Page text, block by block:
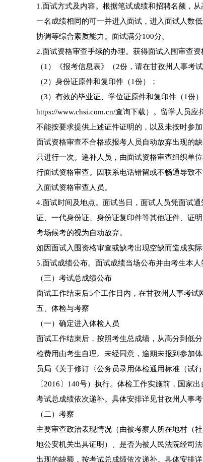
1.面试方式及内容。根据笔试成绩和招聘名额，
一名成绩相同的可一并进入面试，进入面试人数
协调等综合素质能力。面试满分100分。
2.面试资格审查手续的办理。获得面试入围审查
（1）《报考信息表》（2份，请在甘孜州人事考
（2）身份证原件和复印件（1份）；
（3）有效的毕业证、学位证原件和复印件（1份
https://www.chsi.com.cn/查询下载）。留学人员
不能按要求提供上述证件证明的，以及未按时参
面试资格审查不合格或报考人员自动放弃出现的
只进行一次。递补人员，由面试资格审查组织单
行面试资格审查。因联系电话错留或不畅通导致
入面试资格审查人员。
4.面试时间及地点。面试当日，面试人员凭面试
证、一代身份证、身份证复印件等其他证件、证
考场候考的视为自动放弃。
如因面试入围资格审查或缺考出现空缺而造成实
5.面试成绩公布。面试成绩当场公布并由考生本人
（三）考试总成绩公布
面试工作结束后5个工作日内，在甘孜州人事考试
五、体检与考察
（一）确定进入体检人员
面试工作结束后，按照考生总成绩，从高分到低
检费用由考生自理。未经同意，逾期未报到参加
员局《关于修订〈公务员录用体检通用标准（试
〔2016〕140号）执行。体检工作实施前，国家
考试总成绩依次递补。具体安排详见甘孜州人事考
（二）考察
主要审查政治表现情况（由被考察人所在地村（
地公安机关出具证明）、是否为被人民法院经司
出现的缺额，按考试总成绩依次递补。具体安排